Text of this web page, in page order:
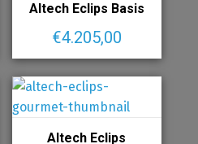
Altech Eclips Basis
€4.205,00
Altech Eclips